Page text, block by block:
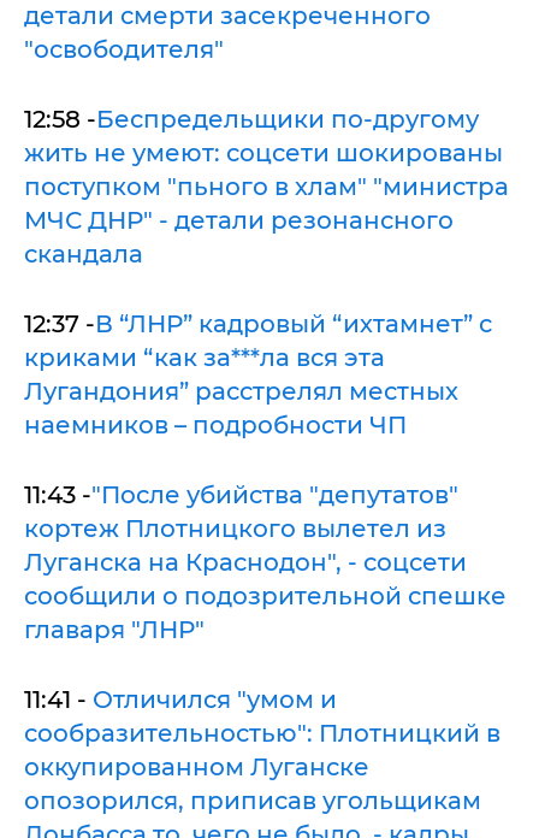
детали смерти засекреченного
"освободителя"
12:58 -Беспредельщики по-другому
жить не умеют: соцсети шокированы
поступком "пьного в хлам" "министра
МЧС ДНР" - детали резонансного
скандала
12:37 -В “ЛНР” кадровый “ихтамнет” с
криками “как за***ла вся эта
Лугандония” расстрелял местных
наемников – подробности ЧП
11:43 -"После убийства "депутатов"
кортеж Плотницкого вылетел из
Луганска на Краснодон", - соцсети
сообщили о подозрительной спешке
главаря "ЛНР"
11:41 - Отличился "умом и
сообразительностью": Плотницкий в
оккупированном Луганске
опозорился, приписав угольщикам